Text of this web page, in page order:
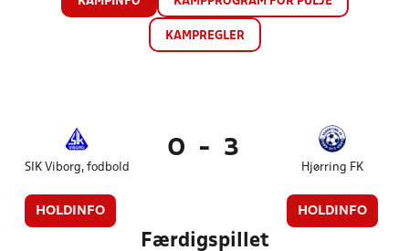
KAMPREGLER
SIK Viborg, fodbold
HOLDINFO
0 - 3
Hjørring FK
HOLDINFO
Færdigspillet